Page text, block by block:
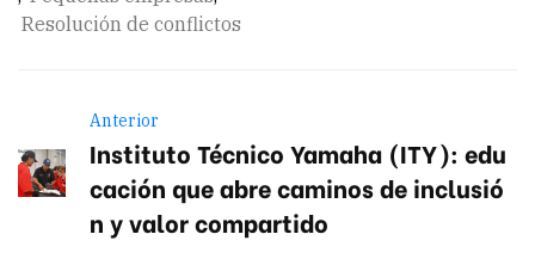
Resolución de conflictos
Anterior
Instituto Técnico Yamaha (ITY): edu
cación que abre caminos de inclusió
n y valor compartido